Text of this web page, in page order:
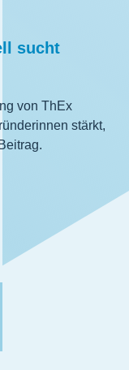
sucht
von ThEx
stärkt,